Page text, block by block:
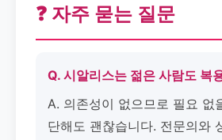
❓ 자주 묻는 질문
Q. 시알리스는 젊은 사람도 복
A. 의존성이 없으므로 필요 없
단해도 괜찮습니다. 전문의와